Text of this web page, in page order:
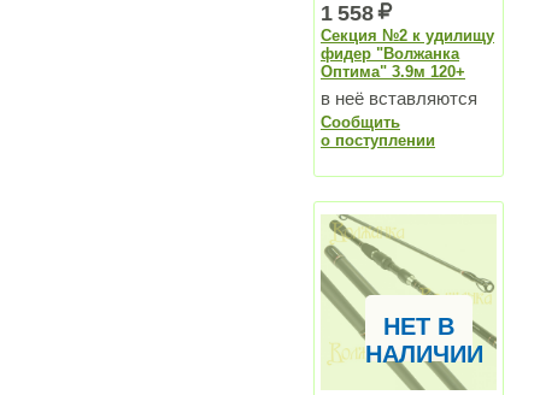
1 558
Секция №2 к удилищу
фидер "Волжанка
Оптима" 3.9м 120+
в неё вставляются
вершинки
Сообщить
о поступлении
НЕТ В
НАЛИЧИИ